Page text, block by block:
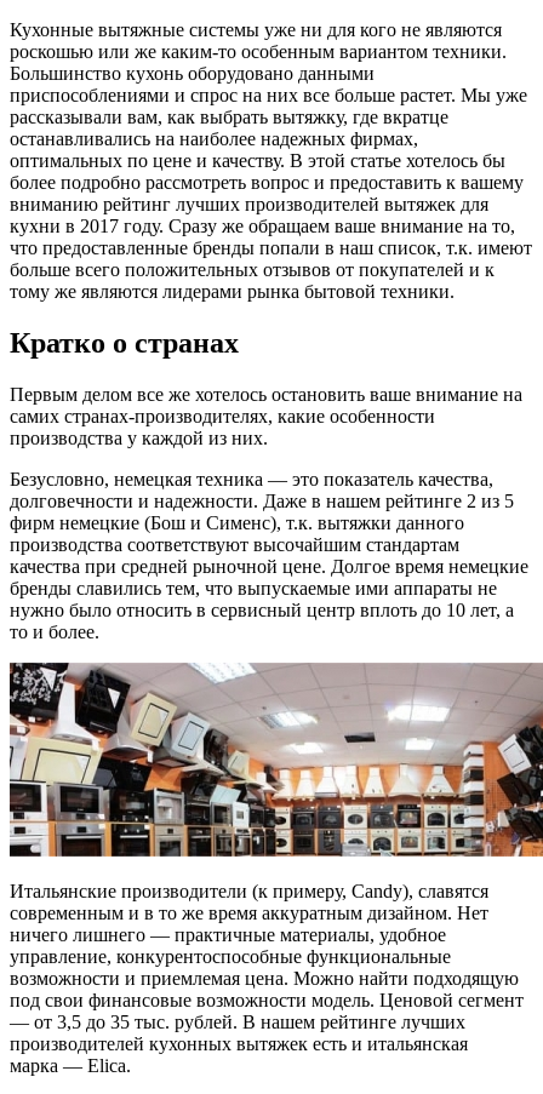
Кухонные вытяжные системы уже ни для кого не являются
роскошью или же каким-то особенным вариантом техники.
Большинство кухонь оборудовано данными
приспособлениями и спрос на них все больше растет. Мы уже
рассказывали вам, как выбрать вытяжку, где вкратце
останавливались на наиболее надежных фирмах,
оптимальных по цене и качеству. В этой статье хотелось бы
более подробно рассмотреть вопрос и предоставить к вашему
вниманию рейтинг лучших производителей вытяжек для
кухни в 2017 году. Сразу же обращаем ваше внимание на то,
что предоставленные бренды попали в наш список, т.к. имеют
больше всего положительных отзывов от покупателей и к
тому же являются лидерами рынка бытовой техники.
Кратко о странах
Первым делом все же хотелось остановить ваше внимание на
самих странах-производителях, какие особенности
производства у каждой из них.
Безусловно, немецкая техника — это показатель качества,
долговечности и надежности. Даже в нашем рейтинге 2 из 5
фирм немецкие (Бош и Сименс), т.к. вытяжки данного
производства соответствуют высочайшим стандартам
качества при средней рыночной цене. Долгое время немецкие
бренды славились тем, что выпускаемые ими аппараты не
нужно было относить в сервисный центр вплоть до 10 лет, а
то и более.
Итальянские производители (к примеру, Candy), славятся
современным и в то же время аккуратным дизайном. Нет
ничего лишнего — практичные материалы, удобное
управление, конкурентоспособные функциональные
возможности и приемлемая цена. Можно найти подходящую
под свои финансовые возможности модель. Ценовой сегмент
— от 3,5 до 35 тыс. рублей. В нашем рейтинге лучших
производителей кухонных вытяжек есть и итальянская
марка — Elica.